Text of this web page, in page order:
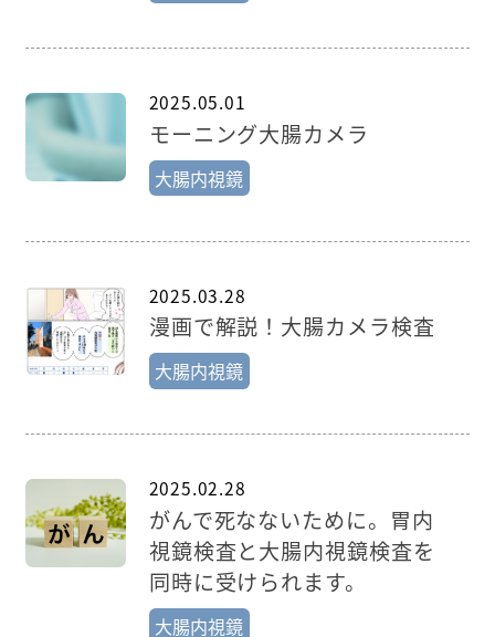
2025.05.01
モーニング大腸カメラ
大腸内視鏡
2025.03.28
漫画で解説！大腸カメラ検査
大腸内視鏡
2025.02.28
がんで死なないために。胃内
視鏡検査と大腸内視鏡検査を
同時に受けられます。
大腸内視鏡